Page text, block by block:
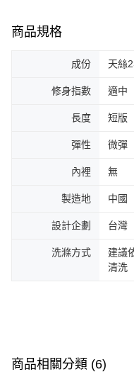
商品規格
成份 天絲
修身指數 適中
長度 短版
彈性 微彈
內裡 無
製造地 中國
設計企劃 台灣
洗滌方式
建議
清洗
商品相關分類 (6)